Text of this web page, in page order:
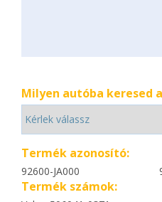
Milyen autóba keresed
Termék azonosító:
92600-JA000
Termék számok: